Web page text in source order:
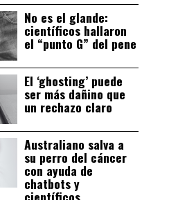
No es el glande:
científicos hallaron
el “punto G” del pene
El ‘ghosting’ puede
ser más dañino que
un rechazo claro
Australiano salva a
su perro del cáncer
con ayuda de
chatbots y